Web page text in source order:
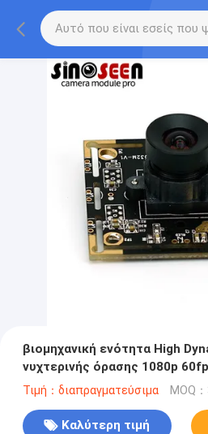
βιομηχανική ενότητα High
νυχτερινής όρασης 1080p
Τιμή：διαπραγματεύσιμα MOQ
Καλύτερη τιμή